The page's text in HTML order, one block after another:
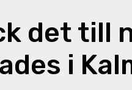
det till
i